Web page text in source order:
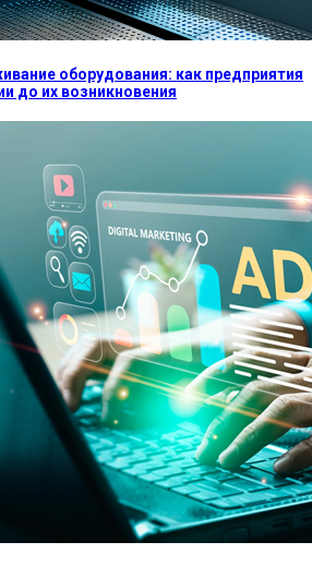
оборудования: как предприятия
до их возникновения